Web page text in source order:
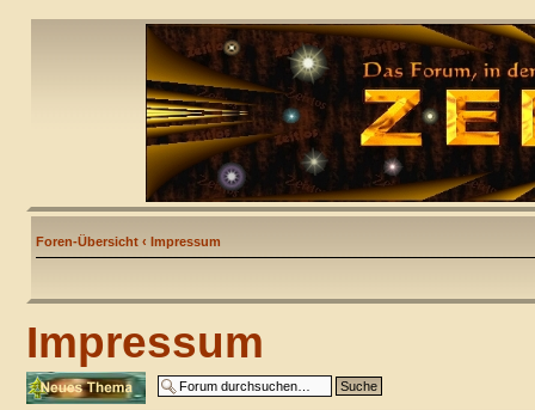
Foren-Übersicht ‹ Impressum
Impressum
Neues Thema
erstellen